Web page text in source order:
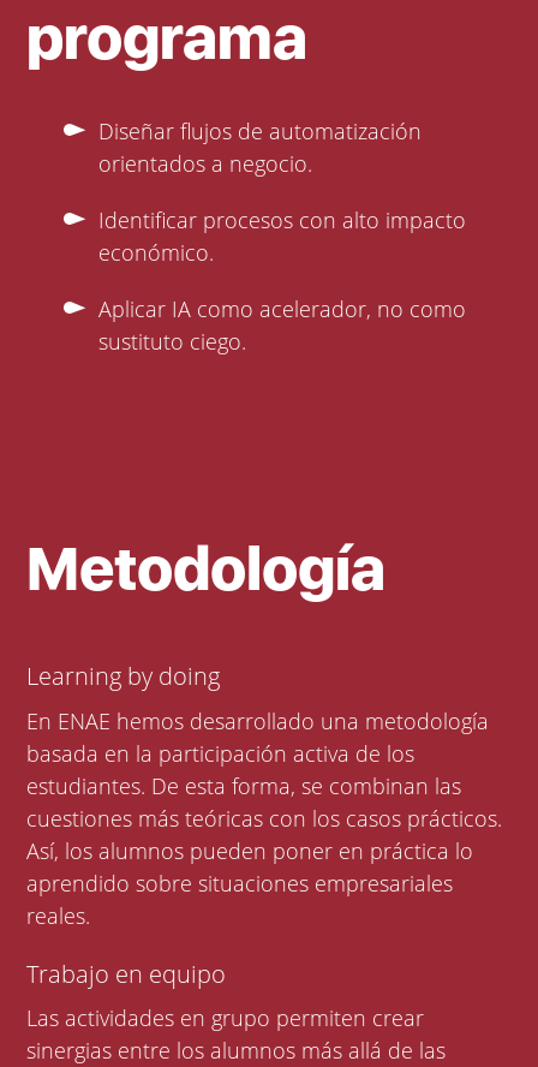
programa
Diseñar flujos de automatización
orientados a negocio.
Identificar procesos con alto impacto
económico.
Aplicar IA como acelerador, no como
sustituto ciego.
Metodología
Learning by doing
En ENAE hemos desarrollado una metodología
basada en la participación activa de los
estudiantes. De esta forma, se combinan las
cuestiones más teóricas con los casos prácticos.
Así, los alumnos pueden poner en práctica lo
aprendido sobre situaciones empresariales
reales.
Trabajo en equipo
Las actividades en grupo permiten crear
sinergias entre los alumnos más allá de las